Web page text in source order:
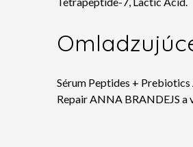
Sérum Peptides +
Repair ANNA BRANDEJS a